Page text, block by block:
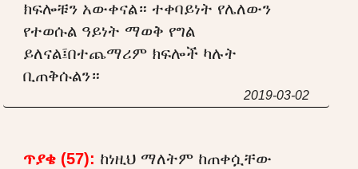
ክፍሎቹን አውቀናል። ተቀባይነት የሌለውን
የተወሱል ዓይነት ማወቅ የግል
ይለናል፤በተጨማሪም ክፍሎች ካሉት
ቢጠቅሱልን።
2019-03-02
ጥያቄ (57): ከነዚህ ማለትም ከጠቀሷቸው